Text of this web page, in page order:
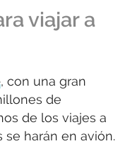
viajar a
, con una gran
de
de los viajes a
se harán en avión.